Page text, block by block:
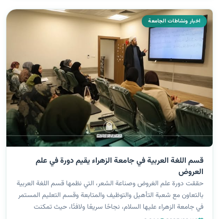
اخبار ونشاطات الجامعة
قسم اللغة العربية في جامعة الزهراء يقيم دورة في علم
العروض
حققت دورة علم العَروض وصناعة الشعر، التي نظمها قسم اللغة العربية
بالتعاون مع شعبة التأهيل والتوظيف والمتابعة وقسم التعليم المستمر
في جامعة الزهراء عليها السلام، نجاحًا سريعًا ولافتًا، حيث تمكنت